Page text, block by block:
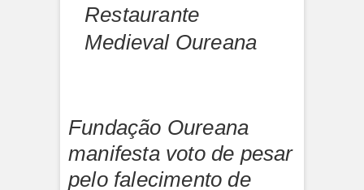
Restaurante
Medieval Oureana
Fundação Oureana
manifesta voto de pesar
pelo falecimento de